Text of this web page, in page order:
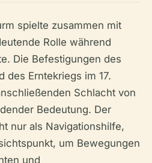
spielte zusammen mit
Rolle während
Die Befestigungen des
des Erntekriegs im 17.
Schlacht von
Bedeutung. Der
nur als Navigationshilfe,
um Bewegungen
und